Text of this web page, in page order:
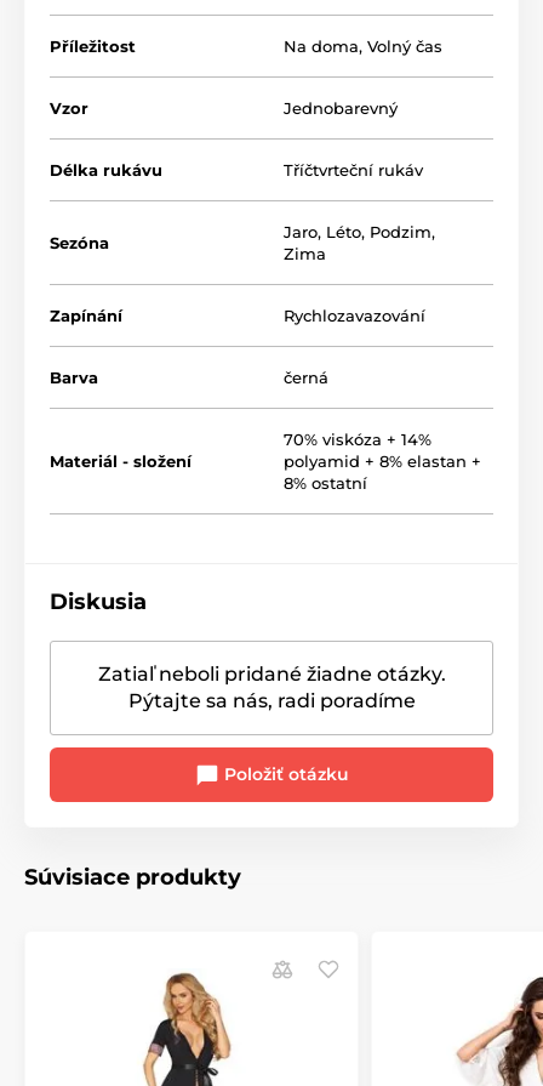
Příležitost Na doma, Volný čas
Vzor Jednobarevný
Délka rukávu Tříčtvrteční rukáv
Sezóna
Jaro, Léto, Podzim,
Zima
Zapínání Rychlozavazování
Barva černá
Materiál - složení
70% viskóza + 14%
polyamid + 8% elastan +
8% ostatní
Diskusia
Zatiaľ neboli pridané žiadne otázky.
Pýtajte sa nás, radi poradíme
Položiť otázku
Súvisiace produkty